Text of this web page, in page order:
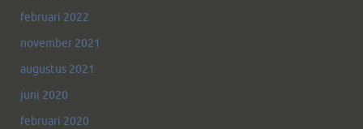
februari 2022
november 2021
augustus 2021
juni 2020
februari 2020